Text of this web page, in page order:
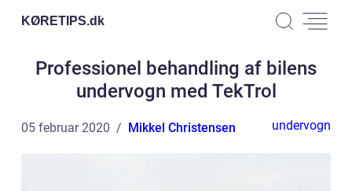
KØRETIPS.dk
Professionel behandling af bilens
undervogn med TekTrol
05 februar 2020 Mikkel Christensen undervogn